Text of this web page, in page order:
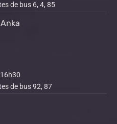
de bus 6, 4, 85
de bus 92, 87